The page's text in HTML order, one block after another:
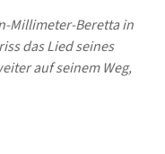
Millimeter-Beretta in
das Lied seines
auf seinem Weg,